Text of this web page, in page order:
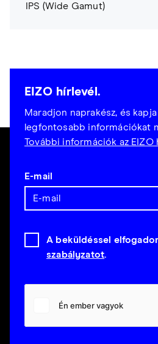
IPS (Wide Gamut)
EIZO hírlevél.
Maradjon naprakész, és
legfontosabb információkat
További információk az EIZO
E-mail
A beküldéssel
szabályzatot.